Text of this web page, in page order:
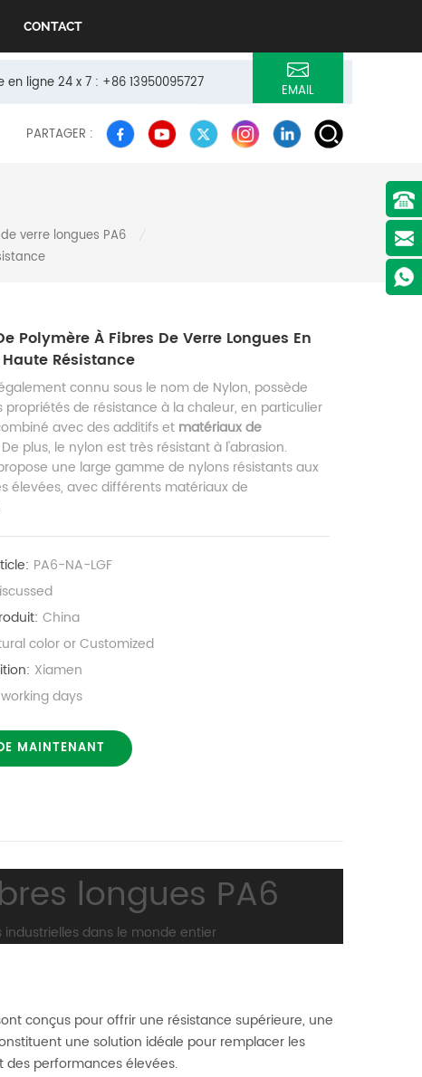
CONTACT
en ligne 24 x 7 : +86 13950095727 EMAIL
PARTAGER :
verre longues PA6
Polymère À Fibres De Verre Longues En
Résistance
connu sous le nom de Nylon, possède
propriétés de résistance à la chaleur, en particulier
avec des additifs et matériaux de
De plus, le nylon est très résistant à l'abrasion.
une large gamme de nylons résistants aux
élevées, avec différents matériaux de
PA6-NA-LGF
China
color or Customized
Xiamen
days
MAINTENANT
longues PA6
dans le monde entier
conçus pour offrir une résistance supérieure, une
une solution idéale pour remplacer les
performances élevées.